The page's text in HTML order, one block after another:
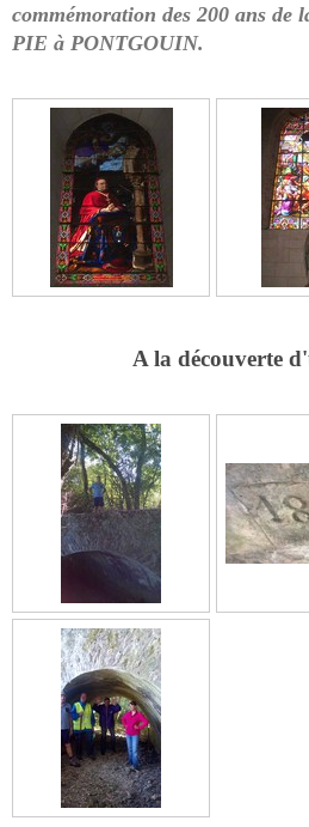
commémoration des 200 ans de
PIE à PONTGOUIN.
A la découverte